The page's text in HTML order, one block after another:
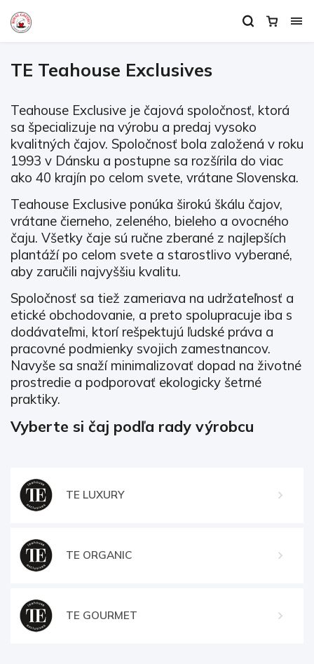
TE Teahouse Exclusives
Teahouse Exclusive je čajová spoločnosť, ktorá
sa špecializuje na výrobu a predaj vysoko
kvalitných čajov. Spoločnosť bola založená v roku
1993 v Dánsku a postupne sa rozšírila do viac
ako 40 krajín po celom svete, vrátane Slovenska.
Teahouse Exclusive ponúka širokú škálu čajov,
vrátane čierneho, zeleného, ​​bieleho a ovocného
čaju. Všetky čaje sú ručne zberané z najlepších
plantáží po celom svete a starostlivo vyberané,
aby zaručili najvyššiu kvalitu.
Spoločnosť sa tiež zameriava na udržateľnosť a
etické obchodovanie, a preto spolupracuje iba s
dodávateľmi, ktorí rešpektujú ľudské práva a
pracovné podmienky svojich zamestnancov.
Navyše sa snaží minimalizovať dopad na životné
prostredie a podporovať ekologicky šetrné
praktiky.
Vyberte si čaj podľa rady výrobcu
TE LUXURY
TE ORGANIC
TE GOURMET